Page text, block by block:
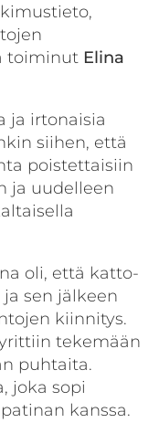
toiminut Elina
ja irtonaisia
siihen, että
poistettaisiin
ja uudelleen
oli, että katto-
sen jälkeen
kiinnitys.
tekemään
puhtaita.
joka sopi
kanssa.